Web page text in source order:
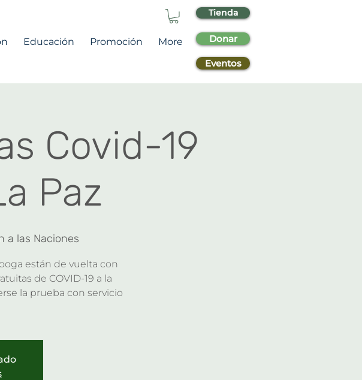
Educación Promoción More
Tienda
Donar
Eventos
Covid-19
Paz
a las Naciones
están de vuelta con
de COVID-19 a la
la prueba con servicio